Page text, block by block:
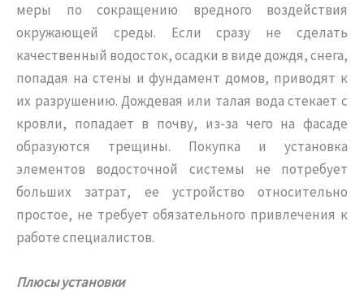
меры по сокращению вредного воздействия
окружающей среды. Если сразу не сделать
качественный водосток, осадки в виде дождя, снега,
попадая на стены и фундамент домов, приводят к
их разрушению. Дождевая или талая вода стекает с
кровли, попадает в почву, из-за чего на фасаде
образуются трещины. Покупка и установка
элементов водосточной системы не потребует
больших затрат, ее устройство относительно
простое, не требует обязательного привлечения к
работе специалистов.
Плюсы установки